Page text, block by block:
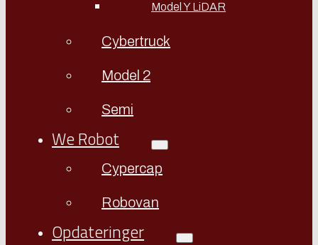
Model Y LiDAR
Cybertruck
Model 2
Semi
We Robot
Cypercap
Robovan
Opdateringer